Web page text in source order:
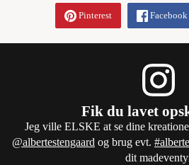
Pinterest Facebook
Fik du lavet
Jeg ville ELSKE at se dine
@albertestengaard og brug evt.
dit